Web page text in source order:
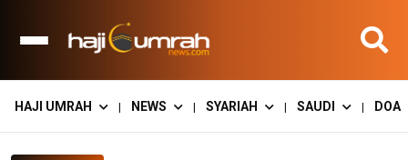
HAJI UMRAH | NEWS | SYARIAH | SAUDI | DOA